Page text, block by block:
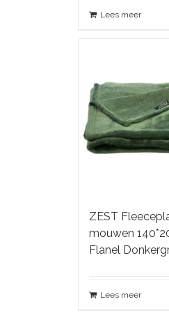
Lees meer
ZEST
mouwen
Flanel
Lees meer